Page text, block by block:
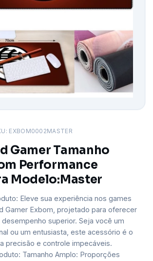
EXBOM0002MASTER
Gamer Tamanho
Performance
Modelo:Master
Eleve sua experiência nos games
Gamer Exbom, projetado para oferecer
superior. Seja você um
ou um entusiasta, este acessório é o
precisão e controle impecáveis.
Tamanho Amplo: Proporções